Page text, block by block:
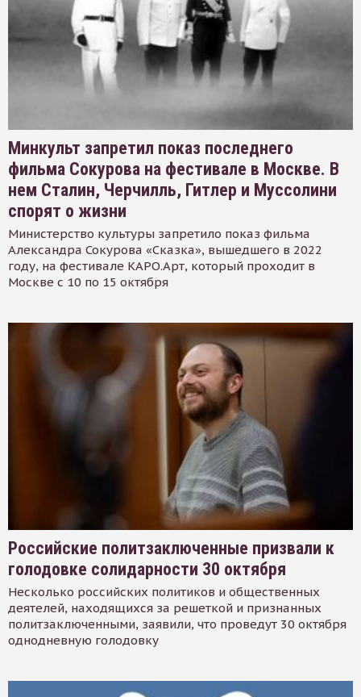
Минкульт запретил показ последнего
фильма Сокурова на фестивале в Москве. В
нем Сталин, Черчилль, Гитлер и Муссолини
спорят о жизни
Министерство культуры запретило показ фильма
Александра Сокурова «Сказка», вышедшего в 2022
году, на фестивале КАРО.Арт, который проходит в
Москве с 10 по 15 октября
Российские политзаключенные призвали к
голодовке солидарности 30 октября
Несколько российских политиков и общественных
деятелей, находящихся за решеткой и признанных
политзаключенными, заявили, что проведут 30 октября
однодневную голодовку